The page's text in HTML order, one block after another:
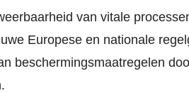
van vitale
Europese en nationale
beschermingsmaatregelen